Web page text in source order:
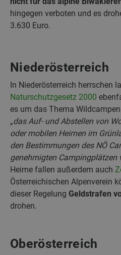
hingegen verboten und es
3.630 Euro.
Niederösterreich
In Niederösterreich herrschen
Naturschutzgesetz 2000
es um das Thema
„das Auf- und Abstellen von
oder mobilen Heimen im
den Bestimmungen des NÖ
genehmigten Campingplätzen
Heime fallen außerdem auch
Österreichischen Alpenverein
dieser Regelung Geldstrafen
drohen.
Oberösterreich